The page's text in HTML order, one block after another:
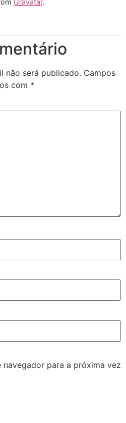
não será publicado. Campos
com *
navegador para a próxima vez